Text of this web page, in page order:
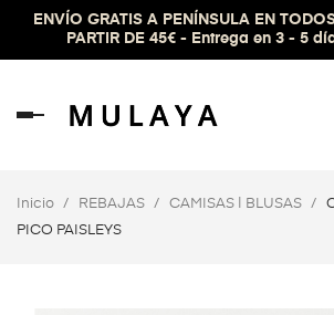
ENVÍO GRATIS A PENÍNSULA EN
PARTIR DE 45€ - Entrega en 3 - 5
Navegación
Inicio REBAJAS CAMISAS | BLUSAS
PICO PAISLEYS